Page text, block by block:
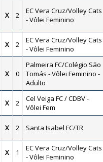
X 2
EC Vera Cruz/Volley Cats
- Vôlei Feminino
X 2
EC Vera Cruz/Volley Cats
- Vôlei Feminino
X 0
Palmeira FC/Colégio São
Tomás - Vôlei Feminino -
Adulto
X 2
Cel Veiga FC / CDBV -
Vôlei Fem
X 2 Santa Isabel FC/TR
X 1
EC Vera Cruz/Volley Cats
- Vôlei Feminino